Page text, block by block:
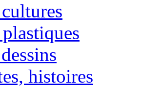
histoires